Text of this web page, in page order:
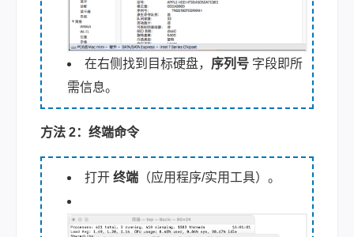
在右侧找到目标硬盘， 序列号 字段即所
需信息。
方法 2：终端命令
打开 终端 （应用程序/实用工具）。